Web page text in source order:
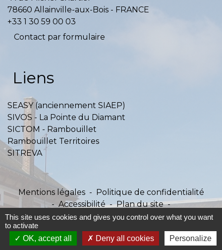
78660 Allainville-aux-Bois - FRANCE
+33 1 30 59 00 03
Contact par formulaire
Liens
SEASY (anciennement SIAEP)
SIVOS - La Pointe du Diamant
SICTOM - Rambouillet
Rambouillet Territoires
SITREVA
Mentions légales - Politique de confidentialité
- Accessibilité - Plan du site -
Gestion des cookies
Site créé en partenariat avec Réseau des Communes
This site uses cookies and gives you control over what you want
to activate
OK, accept all
Deny all cookies Personalize